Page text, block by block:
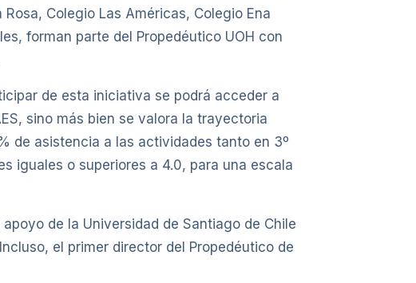
Colegio Las Américas, Colegio Ena
forman parte del Propedéutico UOH con
de esta iniciativa se podrá acceder a
sino más bien se valora la trayectoria
de asistencia a las actividades tanto en 3º
iguales o superiores a 4.0, para una escala
de la Universidad de Santiago de Chile
el primer director del Propedéutico de